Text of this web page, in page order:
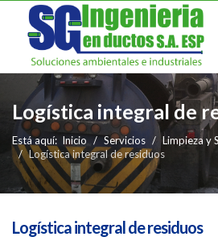
Logística integral de
Está aquí: Inicio Servicios
Limpieza y
Logística integral de residuos
Logística integral de residuos